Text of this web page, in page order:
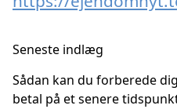
Seneste indlæg
Sådan kan du forberede
betal på et senere